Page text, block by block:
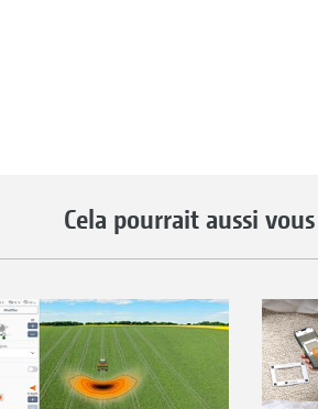
Cela pourrait aussi